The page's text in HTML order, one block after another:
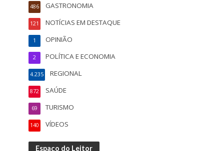
GASTRONOMIA
486
NOTÍCIAS EM DESTAQUE
121
OPINIÃO
1
POLÍTICA E ECONOMIA
2
REGIONAL
4.235
SAÚDE
872
TURISMO
69
VÍDEOS
140
Espaço do Leitor